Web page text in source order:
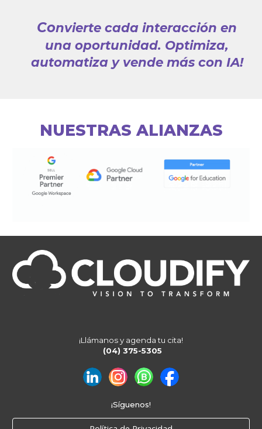
Convierte cada interacción en
una oportunidad. Optimiza,
automatiza y vende más con IA!
NUESTRAS ALIANZAS
¡Llámanosy agendatu cita!
(04) 375-5305
¡Síguenos!